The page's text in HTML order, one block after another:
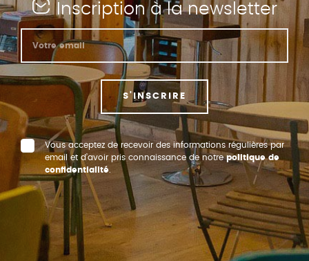
Inscription à la newsletter
S'INSCRIRE
Vous acceptez de recevoir des informations régulières par
email et d’avoir pris connaissance de notrepolitique de
confidentialité